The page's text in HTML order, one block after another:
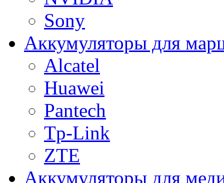
Sony
Аккумуляторы для
Alcatel
Huawei
Pantech
Tp-Link
ZTE
Аккумуляторы для